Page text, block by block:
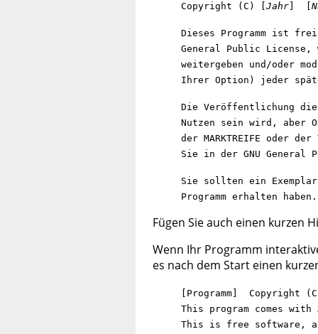
Copyright (C) [ Jahr
Dieses Programm ist
General Public
weitergeben und/oder
Ihrer Option) jeder
Die Veröffentlichung
Nutzen sein wird, aber
der MARKTREIFE oder der
Sie in der GNU General
Sie sollten ein Exemplar
Programm erhalten
Fügen Sie auch einen kurzen
Wenn Ihr Programm
es nach dem Start einen
[Programm] Copyright
This program comes with
This is free software,